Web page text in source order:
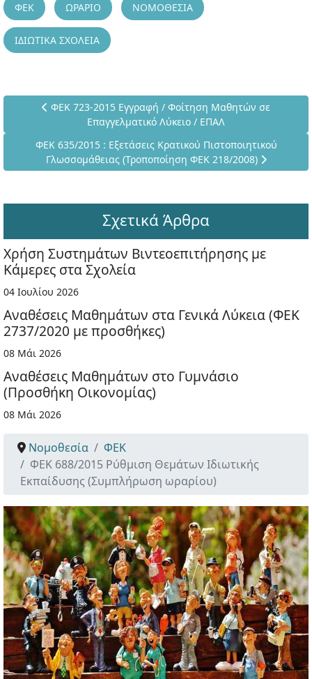
ΦΕΚ ΩΡΑΡΙΟ ΝΟΜΟΘΕΣΙΑ
ΙΔΙΩΤΙΚΑ ΣΧΟΛΕΙΑ
Προηγούμενο άρθρο: ΦΕΚ 723-2015 Εγγραφή / Φοίτηση
ΦΕΚ 723-2015 Εγγραφή / Φοίτηση Μαθητών σε
Επαγγελματικό Λύκειο / ΕΠΑΛ
Επόμενο άρθρο: ΦΕΚ 635/2015 : Εξετάσεις Κρατικού
ΦΕΚ 635/2015 : Εξετάσεις Κρατικού Πιστοποιητικού
Γλωσσομάθειας (Τροποποίηση ΦΕΚ 218/2008)
Σχετικά Άρθρα
Χρήση Συστημάτων Βιντεοεπιτήρησης με
Κάμερες στα Σχολεία
04 Ιουλίου 2026
Αναθέσεις Μαθημάτων στα Γενικά Λύκεια (ΦΕΚ
2737/2020 με προσθήκες)
08 Μάι 2026
Αναθέσεις Μαθημάτων στο Γυμνάσιο
(Προσθήκη Οικονομίας)
08 Μάι 2026
Νομοθεσία
ΦΕΚ
ΦΕΚ 688/2015 Ρύθμιση Θεμάτων Ιδιωτικής
Εκπαίδυσης (Συμπλήρωση ωραρίου)